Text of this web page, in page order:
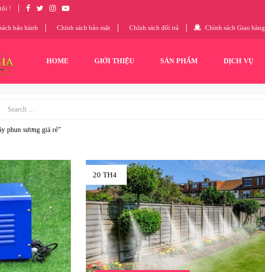
!
bảo hành Chính sách bảo mật Chính sách đổi trả Chính sách Giao hàng
HOME GIỚI THIỆU SẢN PHẨM DỊCH VỤ
phun sương giá rẻ”
20 TH4